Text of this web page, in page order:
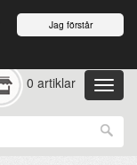
Jag förstår
0 artiklar